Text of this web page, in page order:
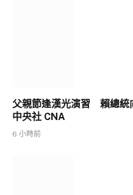
父親節逢漢光演習 賴總統
中央社 CNA
6 小時前